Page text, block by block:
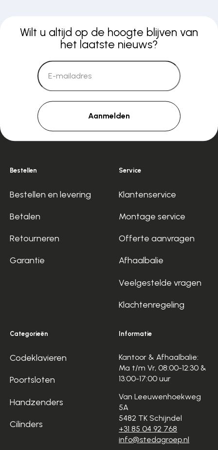
Wilt u altijd op de hoogte blijven van
het laatste nieuws?
Aanmelden
Bestellen
Bestellen en levering
Betalen
Retourneren
Garantie
Service
Klantenservice
Montage service
Offerte aanvragen
Afhaalbalie
Veelgestelde vragen
Klachtenregeling
Categorieën
Codeklavieren
Poortsloten
Handzenders
Cilinders
Informatie
Kantoor & Afhaalbalie:
Ma t/m Vr, 08:00-12:30 &
13:00-17:00 uur
Van Leeuwenhoekweg
5A
5482 TK Schijndel
+31 85 04 92 768
info@stedagroep.nl